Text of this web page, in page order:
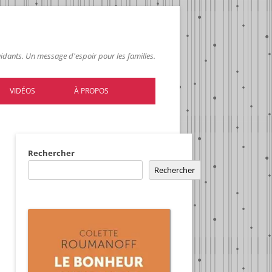
Un message d'espoir pour les familles.
VIDÉOS À PROPOS
Rechercher
Rechercher